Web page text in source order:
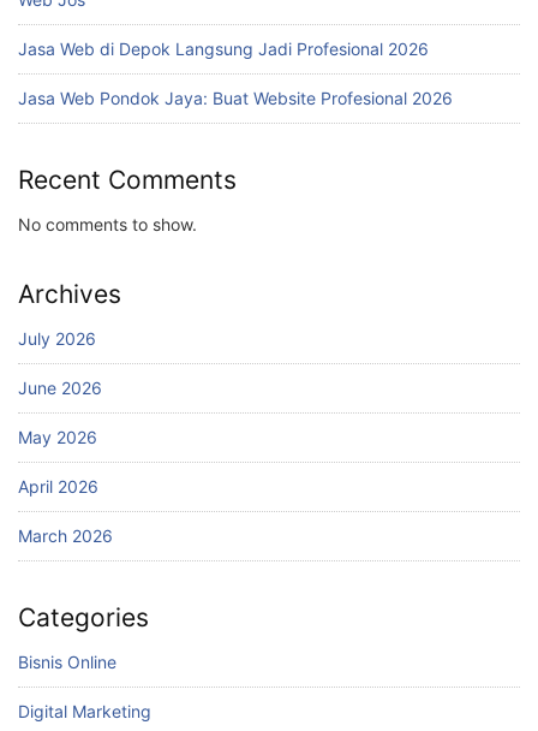
Jasa Web di Depok Langsung Jadi Profesional 2026
Jasa Web Pondok Jaya: Buat Website Profesional 2026
Recent Comments
No comments to show.
Archives
July 2026
June 2026
May 2026
April 2026
March 2026
Categories
Bisnis Online
Digital Marketing